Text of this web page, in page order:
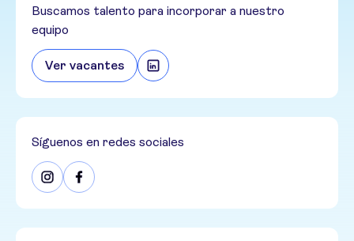
Buscamos talento para incorporar a nuestro
equipo
Ver vacantes
Síguenos en redes sociales